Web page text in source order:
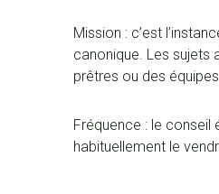
Mission : c’est
canonique. Les sujets
prêtres ou des
Fréquence : le
habituellement le